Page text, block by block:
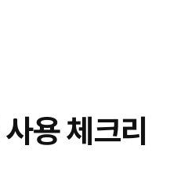
용 체크리